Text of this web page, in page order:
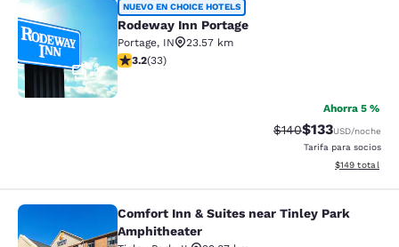
Rodeway Inn Portage
2
NUEVO EN CHOICE HOTELS
Rodeway Inn Portage
Portage, IN
23.57 km
calificación de 3.18 estrellas. Bueno. 33 reseñas
3.2(33)
Ahorra 5 %
Precio tachado:
$140Precio con
$133USD/noche
Tarifa para socios
Ver detalles
$149 total
Comfort Inn & Suites near Tinley
Comfort Inn & Suites near Tinley Park
Amphitheater